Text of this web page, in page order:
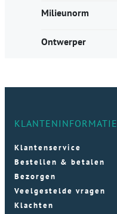
Milieunorm
Ontwerper
KLANTENINFORMATIE
Klantenservice
Bestellen & betalen
Bezorgen
Veelgestelde vragen
Klachten